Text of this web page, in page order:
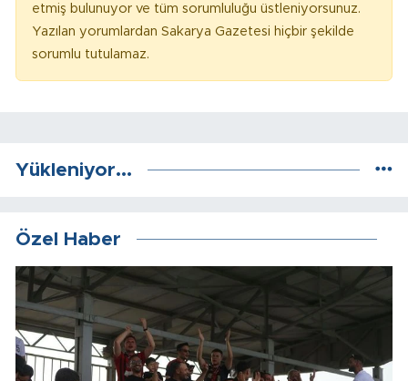
etmiş bulunuyor ve tüm sorumluluğu üstleniyorsunuz.
Yazılan yorumlardan Sakarya Gazetesi hiçbir şekilde
sorumlu tutulamaz.
Yükleniyor...
Özel Haber